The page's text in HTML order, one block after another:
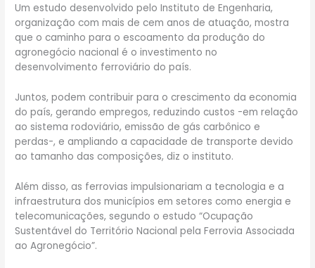
Um estudo desenvolvido pelo Instituto de Engenharia,
organização com mais de cem anos de atuação, mostra
que o caminho para o escoamento da produção do
agronegócio nacional é o investimento no
desenvolvimento ferroviário do país.
Juntos, podem contribuir para o crescimento da economia
do país, gerando empregos, reduzindo custos -em relação
ao sistema rodoviário, emissão de gás carbônico e
perdas-, e ampliando a capacidade de transporte devido
ao tamanho das composições, diz o instituto.
Além disso, as ferrovias impulsionariam a tecnologia e a
infraestrutura dos municípios em setores como energia e
telecomunicações, segundo o estudo “Ocupação
Sustentável do Território Nacional pela Ferrovia Associada
ao Agronegócio”.